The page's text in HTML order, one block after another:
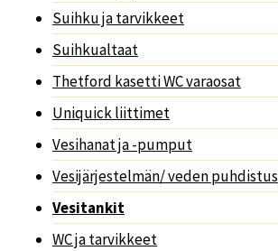
Suihku ja tarvikkeet
Suihkualtaat
Thetford kasetti WC varaosat
Uniquick liittimet
Vesihanat ja -pumput
Vesijärjestelmän/ veden puhdistus
Vesitankit
WC ja tarvikkeet